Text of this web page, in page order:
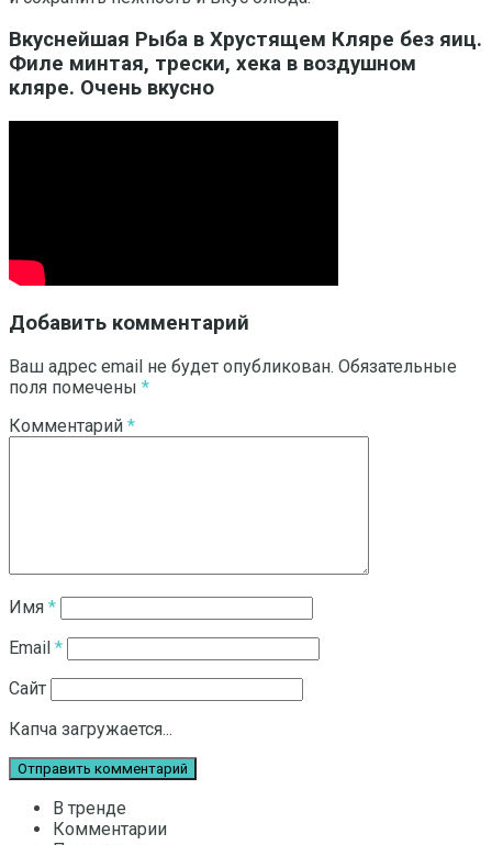
Вкуснейшая Рыба в Хрустящем Кляре без яиц.
Филе минтая, трески, хека в воздушном
кляре. Очень вкусно
Добавить комментарий
Ваш адрес email не будет опубликован. Обязательные
поля помечены *
Комментарий *
Имя *
Email *
Сайт
Капча загружается...
В тренде
Комментарии